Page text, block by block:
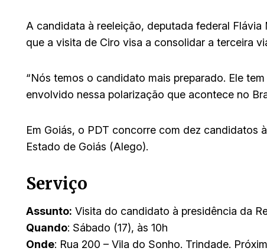
A candidata à reeleição, deputada federal
que a visita de Ciro visa a consolidar a terceira
“Nós temos o candidato mais preparado. Ele
envolvido nessa polarização que acontece no
Em Goiás, o PDT concorre com dez candidatos
Estado de Goiás (Alego).
Serviço
Assunto: Visita do candidato à presidência da
Quando: Sábado (17), às 10h
Onde: Rua 200 – Vila do Sonho. Trindade.